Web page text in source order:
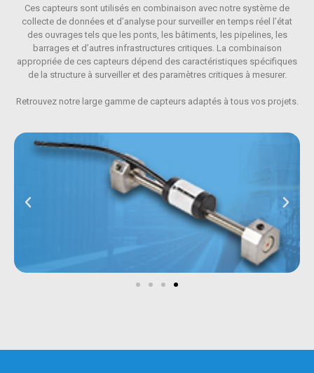
Ces capteurs sont utilisés en combinaison avec notre système de
collecte de données et d’analyse pour surveiller en temps réel l’état
des ouvrages tels que les ponts, les bâtiments, les pipelines, les
barrages et d’autres infrastructures critiques. La combinaison
appropriée de ces capteurs dépend des caractéristiques spécifiques
de la structure à surveiller et des paramètres critiques à mesurer.
Retrouvez notre large gamme de capteurs adaptés à tous vos projets.